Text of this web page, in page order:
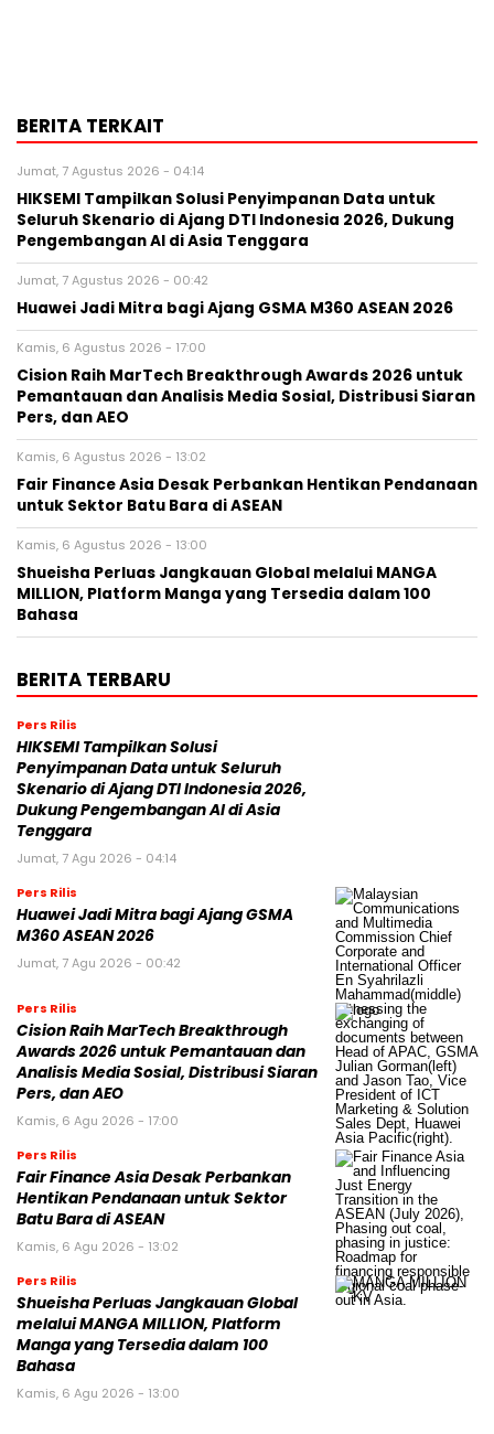
BERITA TERKAIT
Jumat, 7 Agustus 2026 - 04:14
HIKSEMI Tampilkan Solusi Penyimpanan Data untuk
Seluruh Skenario di Ajang DTI Indonesia 2026, Dukung
Pengembangan AI di Asia Tenggara
Jumat, 7 Agustus 2026 - 00:42
Huawei Jadi Mitra bagi Ajang GSMA M360 ASEAN 2026
Kamis, 6 Agustus 2026 - 17:00
Cision Raih MarTech Breakthrough Awards 2026 untuk
Pemantauan dan Analisis Media Sosial, Distribusi Siaran
Pers, dan AEO
Kamis, 6 Agustus 2026 - 13:02
Fair Finance Asia Desak Perbankan Hentikan Pendanaan
untuk Sektor Batu Bara di ASEAN
Kamis, 6 Agustus 2026 - 13:00
Shueisha Perluas Jangkauan Global melalui MANGA
MILLION, Platform Manga yang Tersedia dalam 100
Bahasa
BERITA TERBARU
Pers Rilis
HIKSEMI Tampilkan Solusi
Penyimpanan Data untuk Seluruh
Skenario di Ajang DTI Indonesia 2026,
Dukung Pengembangan AI di Asia
Tenggara
Jumat, 7 Agu 2026 - 04:14
Pers Rilis
Huawei Jadi Mitra bagi Ajang GSMA
M360 ASEAN 2026
Jumat, 7 Agu 2026 - 00:42
Pers Rilis
Cision Raih MarTech Breakthrough
Awards 2026 untuk Pemantauan dan
Analisis Media Sosial, Distribusi Siaran
Pers, dan AEO
Kamis, 6 Agu 2026 - 17:00
Pers Rilis
Fair Finance Asia Desak Perbankan
Hentikan Pendanaan untuk Sektor
Batu Bara di ASEAN
Kamis, 6 Agu 2026 - 13:02
Pers Rilis
Shueisha Perluas Jangkauan Global
melalui MANGA MILLION, Platform
Manga yang Tersedia dalam 100
Bahasa
Kamis, 6 Agu 2026 - 13:00